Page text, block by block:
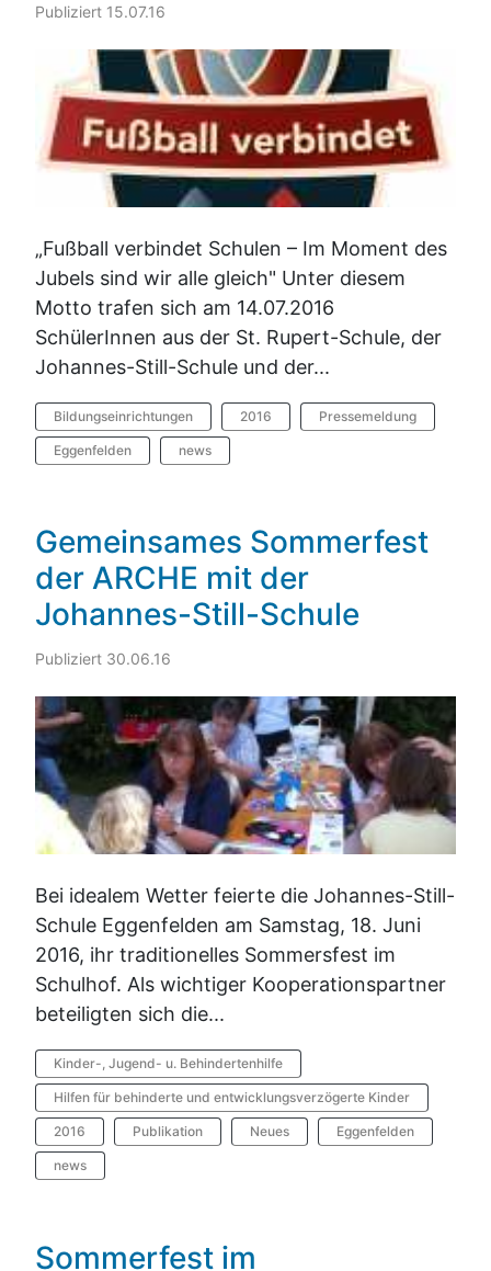
Publiziert 15.07.16
„Fußball verbindet Schulen – Im Moment des
Jubels sind wir alle gleich" Unter diesem
Motto trafen sich am 14.07.2016
SchülerInnen aus der St. Rupert-Schule, der
Johannes-Still-Schule und der...
Bildungseinrichtungen 2016 Pressemeldung
Eggenfelden news
Gemeinsames Sommerfest
der ARCHE mit der
Johannes-Still-Schule
Publiziert 30.06.16
Bei idealem Wetter feierte die Johannes-Still-
Schule Eggenfelden am Samstag, 18. Juni
2016, ihr traditionelles Sommersfest im
Schulhof. Als wichtiger Kooperationspartner
beteiligten sich die...
Kinder-, Jugend- u. Behindertenhilfe
Hilfen für behinderte und entwicklungsverzögerte Kinder
2016 Publikation Neues Eggenfelden
news
Sommerfest im